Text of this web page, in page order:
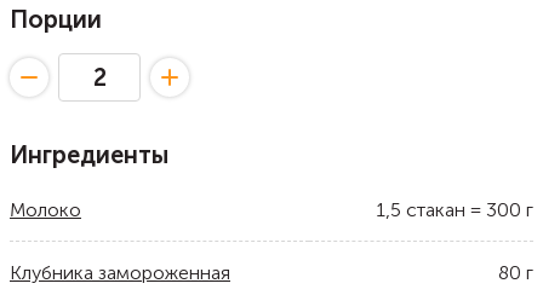
Порции
Ингредиенты
Молоко 1,5 стакан = 300 г
Клубника замороженная 80 г